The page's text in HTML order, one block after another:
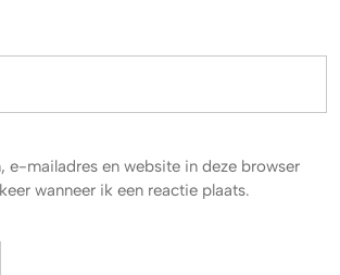
e-mailadres en website in deze browser
wanneer ik een reactie plaats.